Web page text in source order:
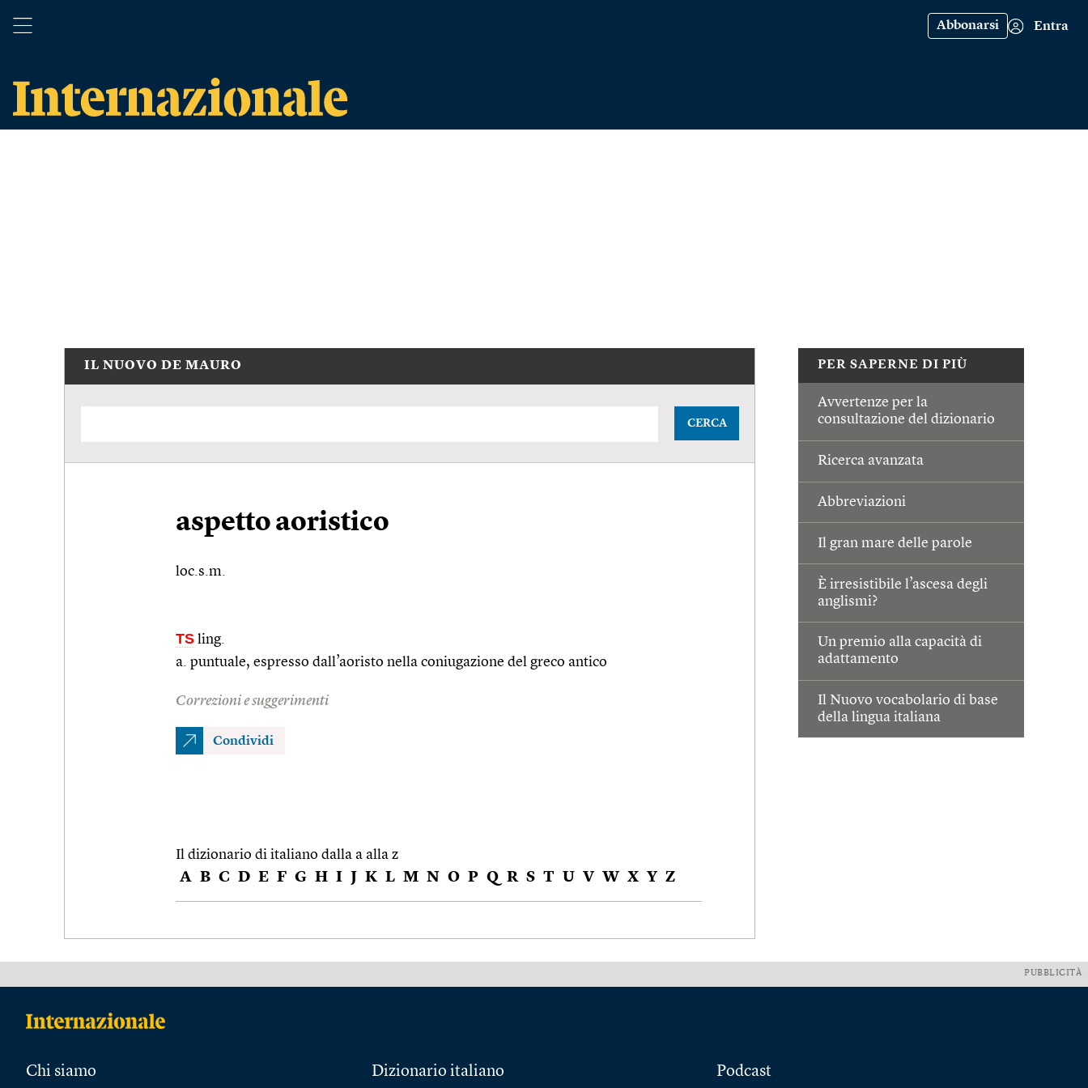
Abbonarsi Entra
PER SAPERNE DI PIÙ
Avvertenze per la
consultazione del dizionario
Ricerca avanzata
Abbreviazioni
Il gran mare delle parole
È irresistibile l’ascesa degli
anglismi?
Un premio alla capacità di
adattamento
Il Nuovo vocabolario di base
della lingua italiana
IL NUOVO DE MAURO
CERCA
aspetto aoristico
loc.s.m.
TS ling.
a. puntuale, espresso dall’aoristo nella coniugazione del greco antico
Correzioni e suggerimenti
Condividi
Il dizionario di italiano dalla a alla z
A B C D E F G H I J K L M N O P Q R S T U V W X Y Z
PUBBLICITÀ
Chi siamo Dizionario italiano Podcast